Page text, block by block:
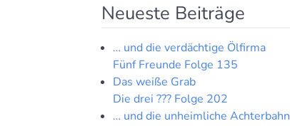
Neueste Beiträge
… und die verdächtige Ölfirma
Fünf Freunde Folge 135
Das weiße Grab
Die drei ??? Folge 202
… und die unheimliche Achterbahn